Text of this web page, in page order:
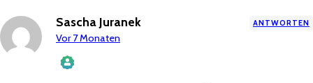
Sascha Juranek
Vor 7 Monaten
ANTWORTEN